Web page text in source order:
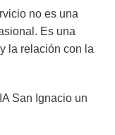
no es una
Es una
la relación con la
San Ignacio un